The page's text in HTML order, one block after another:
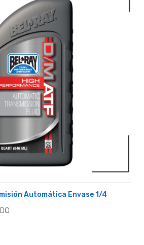
Automática Envase 1/4